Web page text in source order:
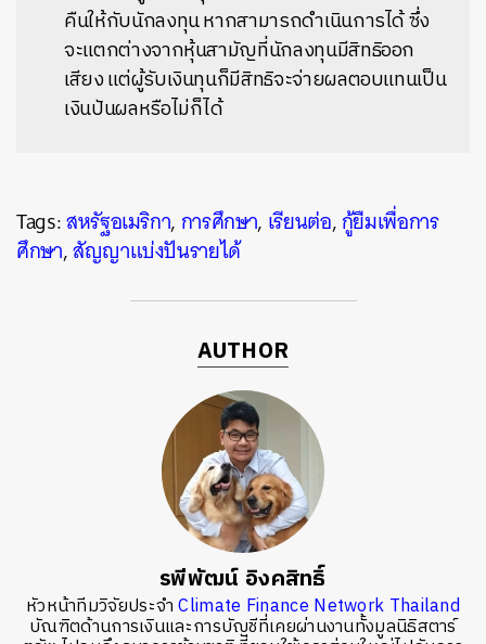
คืนให้กับนักลงทุน หากสามารถดำเนินการได้ ซึ่ง
จะแตกต่างจากหุ้นสามัญที่นักลงทุนมีสิทธิออก
เสียง แต่ผู้รับเงินทุนก็มีสิทธิจะจ่ายผลตอบแทนเป็น
เงินปันผลหรือไม่ก็ได้
Tags:สหรัฐอเมริกา,การศึกษา, เรียนต่อ,กู้ยืมเพื่อการ
ศึกษา,สัญญาแบ่งปันรายได้
AUTHOR
รพีพัฒน์ อิงคสิทธิ์
หัวหน้าทีมวิจัยประจำClimate Finance Network Thailand
บัณฑิตด้านการเงินและการบัญชีที่เคยผ่านงานทั้งมูลนิธิสตาร์